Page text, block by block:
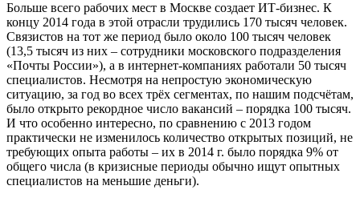
Больше всего рабочих мест в Москве создает ИТ-бизнес. К
концу 2014 года в этой отрасли трудились 170 тысяч человек.
Связистов на тот же период было около 100 тысяч человек
(13,5 тысяч из них – сотрудники московского подразделения
«Почты России»), а в интернет-компаниях работали 50 тысяч
специалистов. Несмотря на непростую экономическую
ситуацию, за год во всех трёх сегментах, по нашим подсчётам,
было открыто рекордное число вакансий – порядка 100 тысяч.
И что особенно интересно, по сравнению с 2013 годом
практически не изменилось количество открытых позиций, не
требующих опыта работы – их в 2014 г. было порядка 9% от
общего числа (в кризисные периоды обычно ищут опытных
специалистов на меньшие деньги).